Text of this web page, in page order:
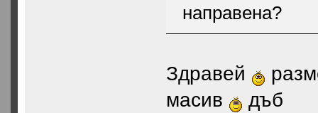
направена?
Здравей
масив
дъб